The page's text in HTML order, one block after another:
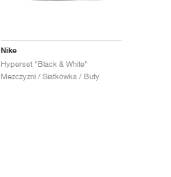
Nike
Hyperset "Black & White"
Mezczyzni / Siatkówka / Buty